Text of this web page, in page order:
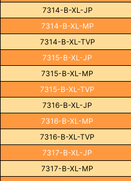
7314-B-XL-JP
7314-B-XL-MP
7314-B-XL-TVP
7315-B-XL-JP
7315-B-XL-MP
7315-B-XL-TVP
7316-B-XL-JP
7316-B-XL-MP
7316-B-XL-TVP
7317-B-XL-JP
7317-B-XL-MP